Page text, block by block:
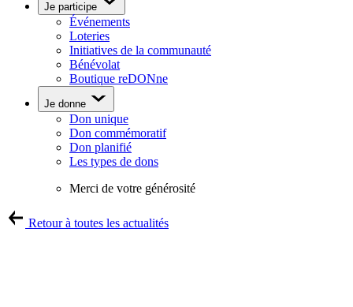
Je participe
Événements
Loteries
Initiatives de la communauté
Bénévolat
Boutique reDONne
Je donne
Don unique
Don commémoratif
Don planifié
Les types de dons
Merci de votre générosité
Retour à toutes les actualités